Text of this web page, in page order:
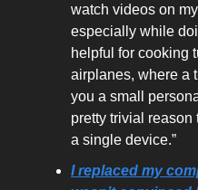
watch videos on
especially while
helpful for cooking
airplanes, where a
you a small
pretty trivial reason
a single device.”
I replaced my